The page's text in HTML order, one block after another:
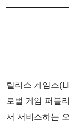
릴리스 게임즈
로벌 게임 퍼블
서 서비스하는